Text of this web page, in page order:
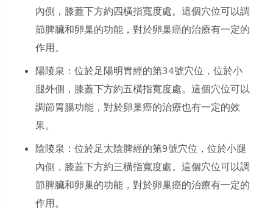
內側，膝蓋下方約四橫指寬度處。這個穴位可以調
節脾臟和卵巢的功能，對於卵巢癌的治療有一定的
作用。
陽陵泉：位於足陽明胃經的第34號穴位，位於小
腿外側，膝蓋下方約五橫指寬度處。這個穴位可以
調節胃腸功能，對於卵巢癌的治療也有一定的效
果。
陰陵泉：位於足太陰脾經的第9號穴位，位於小腿
內側，膝蓋下方約三橫指寬度處。這個穴位可以調
節脾臟和卵巢的功能，對於卵巢癌的治療有一定的
作用。